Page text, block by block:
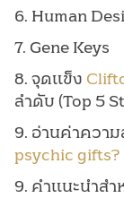
6. Human
7. Gene Keys
8. จุดแข็ง
ลำดับ (Top 5
9. อ่านค่าควา
psychic gifts?
9. คำแนะนำสำ